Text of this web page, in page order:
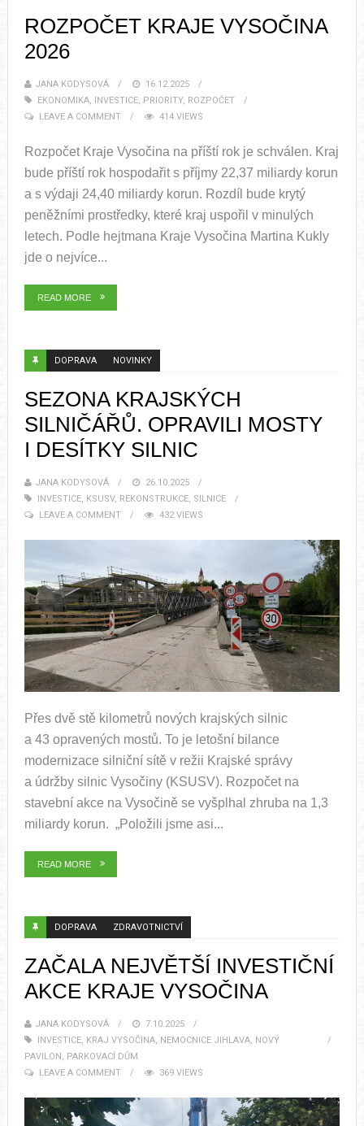
ROZPOČET KRAJE VYSOČINA
2026
JANA KODYSOVÁ
16.12.2025
EKONOMIKA, INVESTICE, PRIORITY, ROZPOČET
LEAVE A COMMENT
414 VIEWS
Rozpočet Kraje Vysočina na příští rok je schválen. Kraj
bude příští rok hospodařit s příjmy 22,37 miliardy korun
a s výdaji 24,40 miliardy korun. Rozdíl bude krytý
peněžními prostředky, které kraj uspořil v minulých
letech. Podle hejtmana Kraje Vysočina Martina Kukly
jde o nejvíce...
READ MORE
DOPRAVA NOVINKY
SEZONA KRAJSKÝCH
SILNIČÁŘŮ. OPRAVILI MOSTY
I DESÍTKY SILNIC
JANA KODYSOVÁ
26.10.2025
INVESTICE, KSUSV, REKONSTRUKCE, SILNICE
LEAVE A COMMENT
432 VIEWS
Přes dvě stě kilometrů nových krajských silnic
a 43 opravených mostů. To je letošní bilance
modernizace silniční sítě v režii Krajské správy
a údržby silnic Vysočiny (KSUSV). Rozpočet na
stavební akce na Vysočině se vyšplhal zhruba na 1,3
miliardy korun. „Položili jsme asi...
READ MORE
DOPRAVA ZDRAVOTNICTVÍ
ZAČALA NEJVĚTŠÍ INVESTIČNÍ
AKCE KRAJE VYSOČINA
JANA KODYSOVÁ
7.10.2025
INVESTICE, KRAJ VYSOČINA, NEMOCNICE JIHLAVA, NOVÝ
PAVILON, PARKOVACÍ DŮM
LEAVE A COMMENT
369 VIEWS